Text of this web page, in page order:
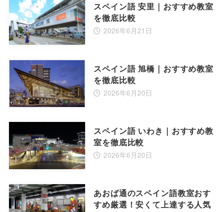
スペイン語 安里｜おすすめ教室
を徹底比較
2026年6月21日
スペイン語 旭橋｜おすすめ教室
を徹底比較
2026年6月20日
スペイン語 いわき｜おすすめ教
室を徹底比較
2026年6月20日
あおば通のスペイン語教室おす
すめ厳選！安くて上達する人気